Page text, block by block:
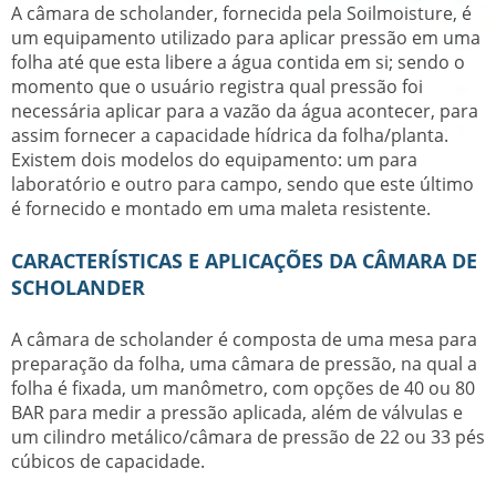
A câmara de scholander, fornecida pela Soilmoisture, é
um equipamento utilizado para aplicar pressão em uma
folha até que esta libere a água contida em si; sendo o
momento que o usuário registra qual pressão foi
necessária aplicar para a vazão da água acontecer, para
assim fornecer a capacidade hídrica da folha/planta.
Existem dois modelos do equipamento: um para
laboratório e outro para campo, sendo que este último
é fornecido e montado em uma maleta resistente.
CARACTERÍSTICAS E APLICAÇÕES DA CÂMARA DE
SCHOLANDER
A câmara de scholander é composta de uma mesa para
preparação da folha, uma câmara de pressão, na qual a
folha é fixada, um manômetro, com opções de 40 ou 80
BAR para medir a pressão aplicada, além de válvulas e
um cilindro metálico/câmara de pressão de 22 ou 33 pés
cúbicos de capacidade.